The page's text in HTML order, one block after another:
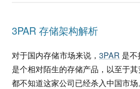
3PAR 存储架构解析
对于国内存储市场来说， 3PAR 是
是个相对陌生的存储产品，以至于
都不知道这家公司已经杀入中国市场。